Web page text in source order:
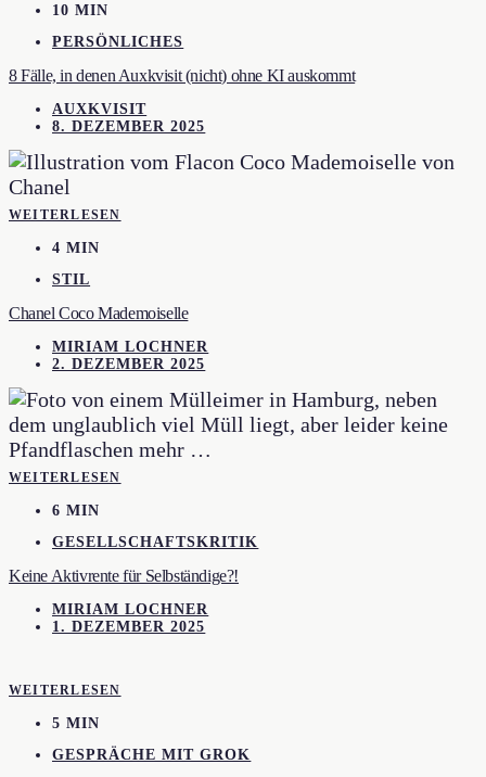
10 MIN
PERSÖNLICHES
8 Fälle, in denen Auxkvisit (nicht) ohne KI auskommt
AUXKVISIT
8. DEZEMBER 2025
WEITERLESEN
4 MIN
STIL
Chanel Coco Mademoiselle
MIRIAM LOCHNER
2. DEZEMBER 2025
WEITERLESEN
6 MIN
GESELLSCHAFTSKRITIK
Keine Aktivrente für Selbständige?!
MIRIAM LOCHNER
1. DEZEMBER 2025
WEITERLESEN
5 MIN
GESPRÄCHE MIT GROK